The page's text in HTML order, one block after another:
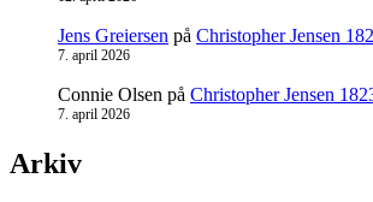
Jens Greiersen på Christopher Jensen
7. april 2026
Connie Olsen på Christopher Jensen
7. april 2026
Arkiv